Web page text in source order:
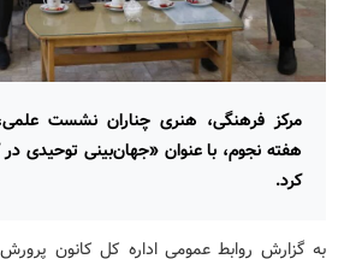
مرکز فرهنگی، هنری چناران نشست
هفته نجوم، با عنوان «جهان‌بینی توحیدی در
کرد.
به گزارش روابط عمومی اداره کل کانون